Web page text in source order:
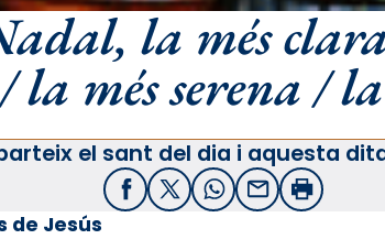
la més
la més serena /
el sant del dia i aquesta
FacebookX / Twitter
WhatsApp
EmailImprimir
de Jesús